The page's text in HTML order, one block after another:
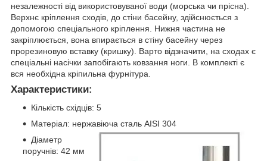
незалежності від використовуваної води (морська чи прісна).
Верхнє кріплення сходів, до стіни басейну, здійснюється з
допомогою спеціального кріплення. Нижня частина не
закріплюється, вона впирається в стіну басейну через
прорезиновую вставку (кришку). Варто відзначити, на сходах є
спеціальні насічки запобігають ковзання ноги. В комплекті є
вся необхідна кріпильна фурнітура.
Характеристики:
Кількість східців: 5
Матеріал: нержавіюча сталь AISI 304
Діаметр
поручнів: 42 мм